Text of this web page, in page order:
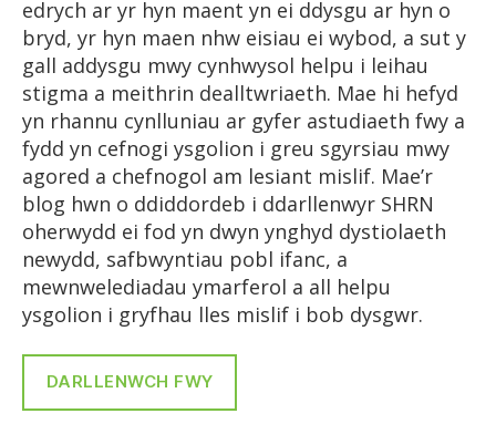
edrych ar yr hyn maent yn ei ddysgu ar hyn o
bryd, yr hyn maen nhw eisiau ei wybod, a sut y
gall addysgu mwy cynhwysol helpu i leihau
stigma a meithrin dealltwriaeth. Mae hi hefyd
yn rhannu cynlluniau ar gyfer astudiaeth fwy a
fydd yn cefnogi ysgolion i greu sgyrsiau mwy
agored a chefnogol am lesiant mislif. Mae’r
blog hwn o ddiddordeb i ddarllenwyr SHRN
oherwydd ei fod yn dwyn ynghyd dystiolaeth
newydd, safbwyntiau pobl ifanc, a
mewnwelediadau ymarferol a all helpu
ysgolion i gryfhau lles mislif i bob dysgwr.
DARLLENWCH FWY